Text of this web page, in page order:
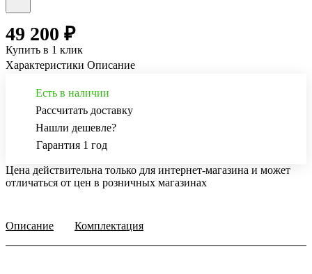
49 200 ₽
Купить в 1 клик
Характеристики Описание
Есть в наличии
Рассчитать доставку
Нашли дешевле?
Гарантия 1 год
Цена действительна только для интернет-магазина и может
отличаться от цен в розничных магазинах
Описание Комплектация